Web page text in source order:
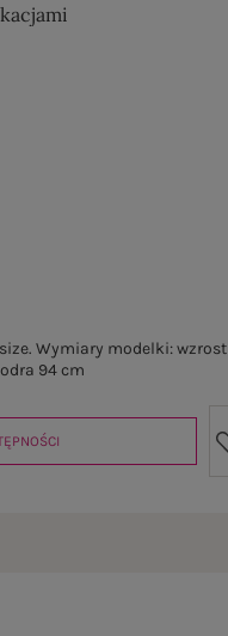
Wymiary modelki: wzrost
94 cm